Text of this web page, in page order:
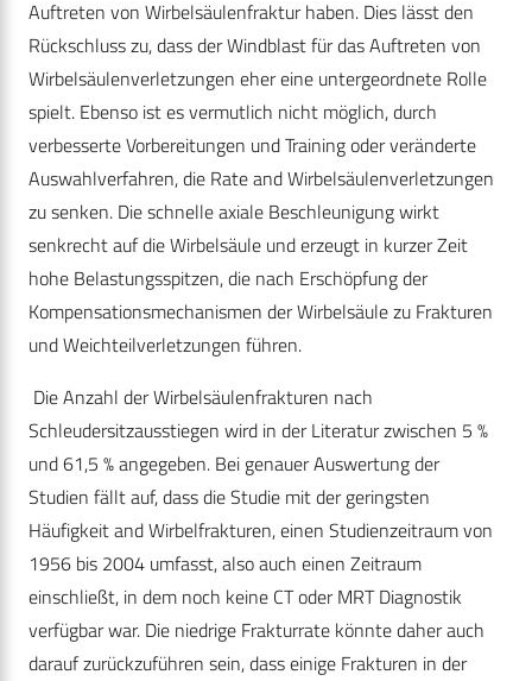
Auftreten von Wirbelsäulenfraktur haben. Dies lässt den
Rückschluss zu, dass der Windblast für das Auftreten von
Wirbelsäulenverletzungen eher eine untergeordnete Rolle
spielt. Ebenso ist es vermutlich nicht möglich, durch
verbesserte Vorbereitungen und Training oder veränderte
Auswahlverfahren, die Rate and Wirbelsäulenverletzungen
zu senken. Die schnelle axiale Beschleunigung wirkt
senkrecht auf die Wirbelsäule und erzeugt in kurzer Zeit
hohe Belastungsspitzen, die nach Erschöpfung der
Kompensationsmechanismen der Wirbelsäule zu Frakturen
und Weichteilverletzungen führen.
Die Anzahl der Wirbelsäulenfrakturen nach
Schleudersitzausstiegen wird in der Literatur zwischen 5 %
und 61,5 % angegeben. Bei genauer Auswertung der
Studien fällt auf, dass die Studie mit der geringsten
Häufigkeit and Wirbelfrakturen, einen Studienzeitraum von
1956 bis 2004 umfasst, also auch einen Zeitraum
einschließt, in dem noch keine CT oder MRT Diagnostik
verfügbar war. Die niedrige Frakturrate könnte daher auch
darauf zurückzuführen sein, dass einige Frakturen in der